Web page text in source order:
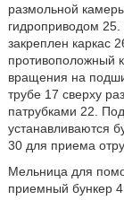
размольной
гидроприводом
закреплен каркас
противоположный
вращения на
трубе 17 сверху
патрубками 22.
устанавливаются
30 для приема
Мельница для
приемный бункер